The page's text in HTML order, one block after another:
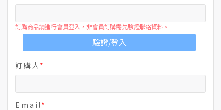
訂購商品請進行會員登入，非會員訂購需先驗證聯絡資料。
驗證/登入
訂 購 人
E m a i l